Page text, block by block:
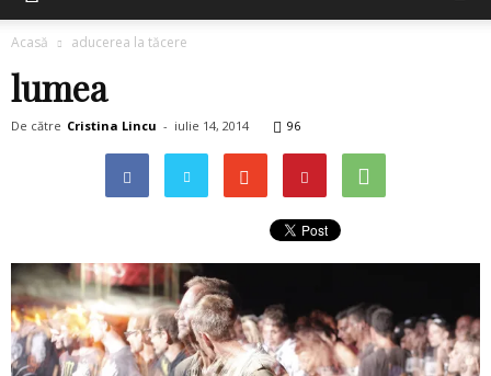
Acasă aducerea la tăcere
lumea
De către Cristina Lincu - iulie 14, 2014 96